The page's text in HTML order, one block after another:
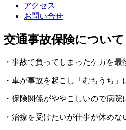
アクセス
お問い合せ
交通事故保険について
・事故で負ってしまったケガを最
・車が事故を起こし「むちうち」
・保険関係がややこしいので病院
・治療を受けたいが仕事が休めな